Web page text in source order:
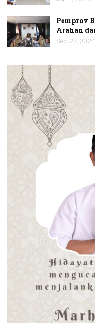
Pemprov
Arahan
Sep 23, 2024